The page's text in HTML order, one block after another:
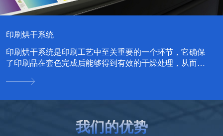
中药材烘干系统
中药材烘干系统是一种专门用于中药材干燥处理的设备系
统，其设计旨在提高中药材的干燥效率，同时保持药材的
我们的优势